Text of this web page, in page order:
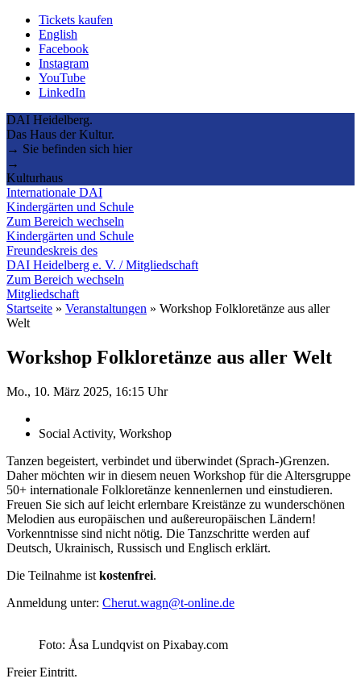
Tickets kaufen
English
Facebook
Instagram
YouTube
LinkedIn
DAI Heidelberg.
Das Haus der Kultur.
→ Sie befinden sich hier
→
Kulturhaus
Internationale DAI
Kindergärten und Schule
Zum Bereich wechseln
Kindergärten und Schule
Freundeskreis des
DAI Heidelberg e. V. / Mitgliedschaft
Zum Bereich wechseln
Mitgliedschaft
Startseite » Veranstaltungen » Workshop Folkloretänze aus aller
Welt
Workshop Folkloretänze aus aller Welt
Mo., 10. März 2025, 16:15 Uhr
Social Activity, Workshop
Tanzen begeistert, verbindet und überwindet (Sprach-)Grenzen.
Daher möchten wir in diesem neuen Workshop für die Altersgruppe
50+ internationale Folkloretänze kennenlernen und einstudieren.
Freuen Sie sich auf leicht erlernbare Kreistänze zu wunderschönen
Melodien aus europäischen und außereuropäischen Ländern!
Vorkenntnisse sind nicht nötig. Die Tanzschritte werden auf
Deutsch, Ukrainisch, Russisch und Englisch erklärt.
Die Teilnahme ist kostenfrei.
Anmeldung unter: Cherut.wagn@t-online.de
Foto: Åsa Lundqvist on Pixabay.com
Freier Eintritt.